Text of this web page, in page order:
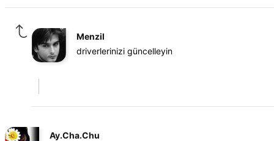
Menzil
driverlerinizi güncelleyin
Ay.Cha.Chu